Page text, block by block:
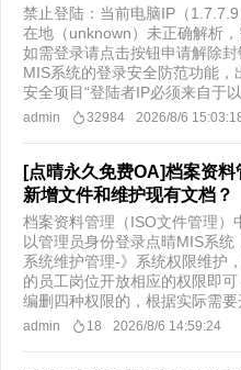
禁止登陆：当前电脑IP（
在地（unknown）未正确解析
如需登录请点击按钮申请解除
MIS系统的登录安全防范功能
安全项目“登陆者IP必须来自于
admin 32984 2026/8/6
[点晴永久免费OA]档案资
新增文件和维护现有文档？
档案资料管理（ISO文件管理）
以管理员身份登录点晴MIS系统
系统维护管理-》系统权限维护
的员工岗位开放相应的权限即
编删四种权限的，根据实际需要
admin 18 2026/8/6 14:59:24